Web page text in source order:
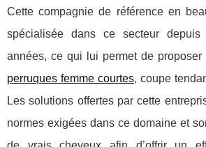
Cette compagnie de référence en
spécialisée dans ce secteur depuis
années, ce qui lui permet de
perruques femme courtes, coupe
Les solutions offertes par cette
normes exigées dans ce domaine et